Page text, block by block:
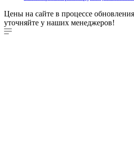
Цены на сайте в процессе
уточняйте у наших менеджеров!